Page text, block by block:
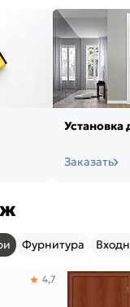
Установка
Заказать
Фурнитура
4,7